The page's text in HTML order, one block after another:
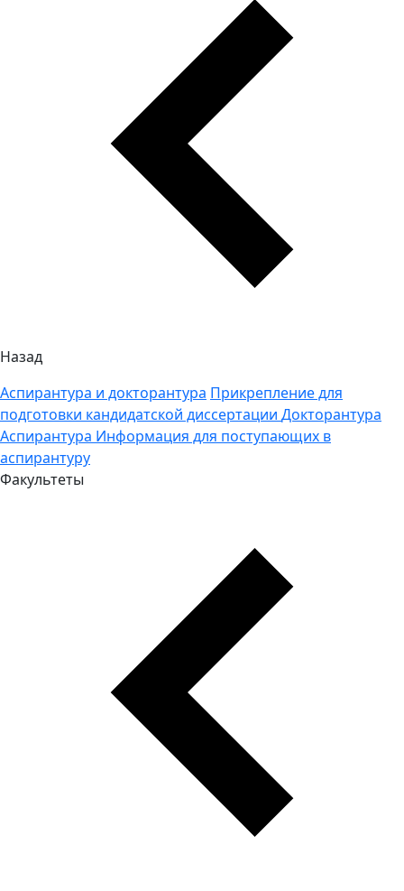
Назад
Аспирантура и докторантура Прикрепление для
подготовки кандидатской диссертации Докторантура
Аспирантура Информация для поступающих в
аспирантуру
Факультеты